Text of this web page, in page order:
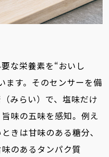
な栄養素を“おいし
ます。そのセンサーを備
みらい）で、塩味だけ
味の五味を感知。例え
きは甘味のある糖分、
のあるタンパク質